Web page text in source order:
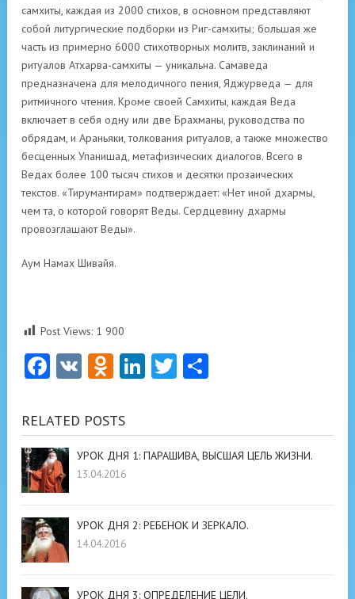
самхиты, каждая из 2000 стихов, в основном представляют
собой литургические подборки из Риг-самхиты; большая же
часть из примерно 6000 стихотворных молитв, заклинаний и
ритуалов Атхарва-самхиты — уникальна. Самаведа
предназначена для мелодичного пения, Яджурведа — для
ритмичного чтения. Кроме своей Самхиты, каждая Веда
включает в себя одну или две Брахманы, руководства по
обрядам, и Араньяки, толкования ритуалов, а также множество
бесценных Упанишад, метафизических диалогов. Всего в
Ведах более 100 тысяч стихов и десятки прозаических
текстов. «Тирумантирам» подтверждает: «Нет иной дхармы,
чем та, о которой говорят Веды. Сердцевину дхармы
провозглашают Веды».
Аум Намах Шивайя.
Post Views: 1 900
Facebook
VK Odnoklassniki
LinkedIn
Twitter
RELATED POSTS
УРОК ДНЯ 1: ПАРАШИВА, ВЫСШАЯ ЦЕЛЬ ЖИЗНИ.
13.04.2016
УРОК ДНЯ 2: РЕБЕНОК И ЗЕРКАЛО.
14.04.2016
УРОК ДНЯ 3: ОПРЕДЕЛЕНИЕ ЦЕЛИ.